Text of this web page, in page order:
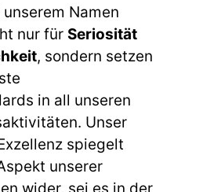
Namen
nur für Seriosität
, sondern setzen
in all unseren
Unser
spiegelt
unserer
wider, sei es in der